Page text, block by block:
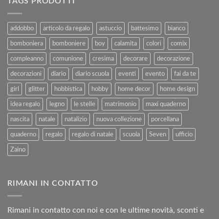
Rimborso
2025
addobbo articolo da regalo astuccio battesimo bianco
bomboniera bomboniere boy calamita colori comix
compleanno comunione cresima decorare decorazione
decorazioni diario diario scuola eventi evento fai da te
girl glitter hobbistica hobby home decor home design
idea regalo legno le stelle matrimonio maxi quaderno
nascita natale natalizio nuova collezione porcellana
quaderno regalo regalo di natale scuola Seven ufficio
Zaino
RIMANI IN CONTATTO
Rimani in contatto con noi e con le ultime novità, sconti e